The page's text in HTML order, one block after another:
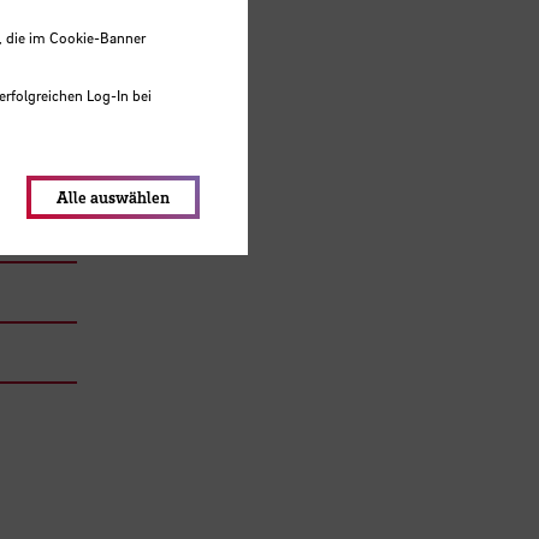
die im Cookie-Banner
Log-In bei
Alle auswählen